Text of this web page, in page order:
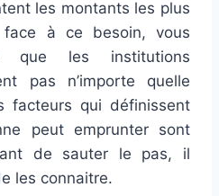
les montants les plus
face à ce besoin, vous
que les institutions
pas n’importe quelle
facteurs qui définissent
peut emprunter sont
de sauter le pas, il
les connaitre.